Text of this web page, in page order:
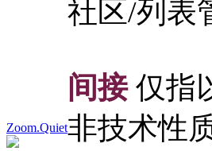
Zoom.Quiet
社区/列表
间接仅指
非技术性